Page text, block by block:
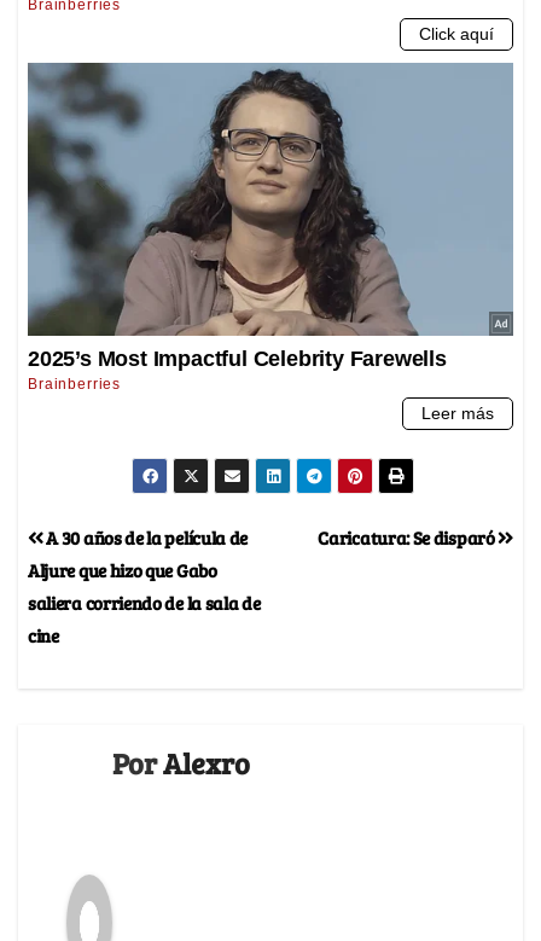
Caricatura: Se disparó
A 30 años de la película de
Aljure que hizo que Gabo
saliera corriendo de la sala de
cine
PorAlexro